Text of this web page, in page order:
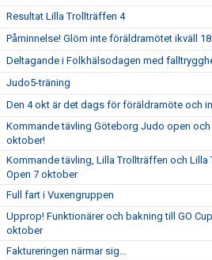
Resultat Lilla Trollträffen 4
Påminnelse! Glöm inte föräldramötet ikväll
Deltagande i Folkhälsodagen med
Judo5-träning
Den 4 okt är det dags för föräldramöte och
Kommande tävling Göteborg Judo open
oktober!
Kommande tävling, Lilla Trollträffen och Lilla
Open 7 oktober
Full fart i Vuxengruppen
Upprop! Funktionärer och bakning till GO
oktober
Faktureringen närmar sig...